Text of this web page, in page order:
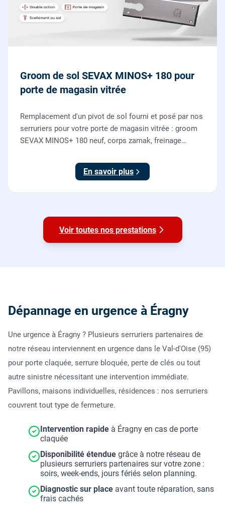
Groom de sol SEVAX MINOS+ 180 pour
porte de magasin vitrée
Remplacement d'un pivot de sol fourni et posé par nos
serruriers pour votre porte de magasin vitrée : groom
SEVAX MINOS+ 180 neuf, corps zamak, freinage
sol, réglage et essais. 995 euros HT (1194 TTC).
En savoir plus
Voir toutes nos prestations
Dépannage en urgence à Éragny
Une urgence à Éragny ? Plusieurs serruriers partenaires de
notre réseau interviennent en urgence dans le Val-d'Oise (95)
pour porte claquée, serrure bloquée, perte de clés ou tout
autre sinistre nécessitant une intervention immédiate.
Pavillons, maisons individuelles, résidences : nos serruriers
couvrent tout type de fermeture.
Intervention rapide à Éragny en cas de porte
claquée
Disponibilité étendue grâce à notre réseau de
plusieurs serruriers partenaires sur votre zone :
soirs, week-ends, jours fériés selon planning.
Diagnostic sur place avant toute réparation, sans
frais cachés